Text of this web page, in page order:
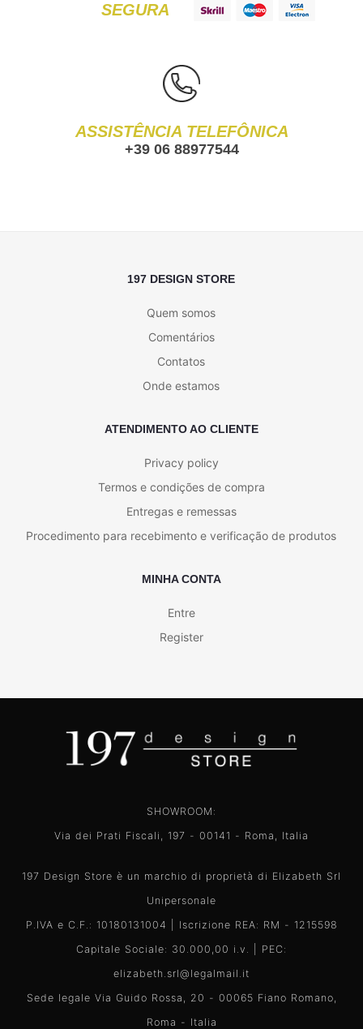
SEGURA
ASSISTÊNCIA TELEFÔNICA
+39 06 88977544
197 DESIGN STORE
Quem somos
Comentários
Contatos
Onde estamos
ATENDIMENTO AO CLIENTE
Privacy policy
Termos e condições de compra
Entregas e remessas
Procedimento para recebimento e verificação de produtos
MINHA CONTA
Entre
Register
SHOWROOM:
Via dei Prati Fiscali, 197 - 00141 - Roma, Italia
197 Design Store è un marchio di proprietà di Elizabeth Srl
Unipersonale
P.IVA e C.F.: 10180131004 | Iscrizione REA: RM - 1215598
Capitale Sociale: 30.000,00 i.v. | PEC:
elizabeth.srl@legalmail.it
Sede legale Via Guido Rossa, 20 - 00065 Fiano Romano,
Roma - Italia